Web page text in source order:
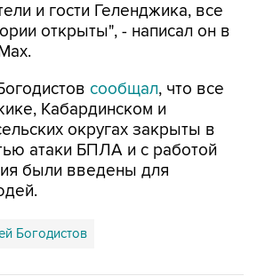
и гости Геленджика, все
открыты", - написал он в
сообщал, что все
Кабардинском и
округах закрыты в
атаки БПЛА и с работой
были введены для
Богодистов